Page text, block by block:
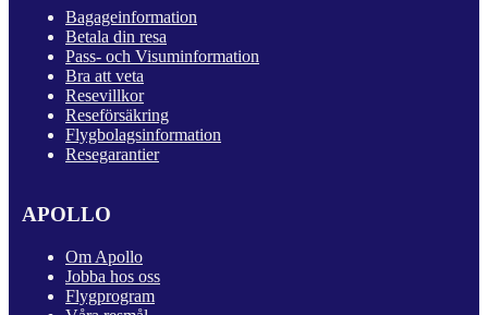
Bagageinformation
Betala din resa
Pass- och Visuminformation
Bra att veta
Resevillkor
Reseförsäkring
Flygbolagsinformation
Resegarantier
APOLLO
Om Apollo
Jobba hos oss
Flygprogram